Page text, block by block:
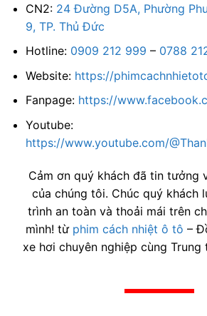
CN2: 24 Đường D5A, Phường
9, TP. Thủ Đức
Hotline: 0909 212 999 – 0788
Website: https://
Fanpage: https://
Youtube:
https://www.youtube.com/
Cảm ơn quý khách đã tin tưởng
của chúng tôi. Chúc quý khách
trình an toàn và thoải mái trên
mình! từ phim cách nhiệt ô tô –
xe hơi chuyên nghiệp cùng